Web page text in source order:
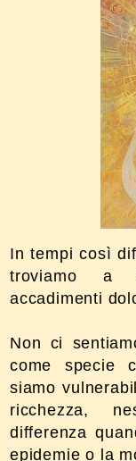
In tempi così
troviamo a
accadimenti
Non ci
come specie
siamo
ricchezza,
differenza
epidemie o la